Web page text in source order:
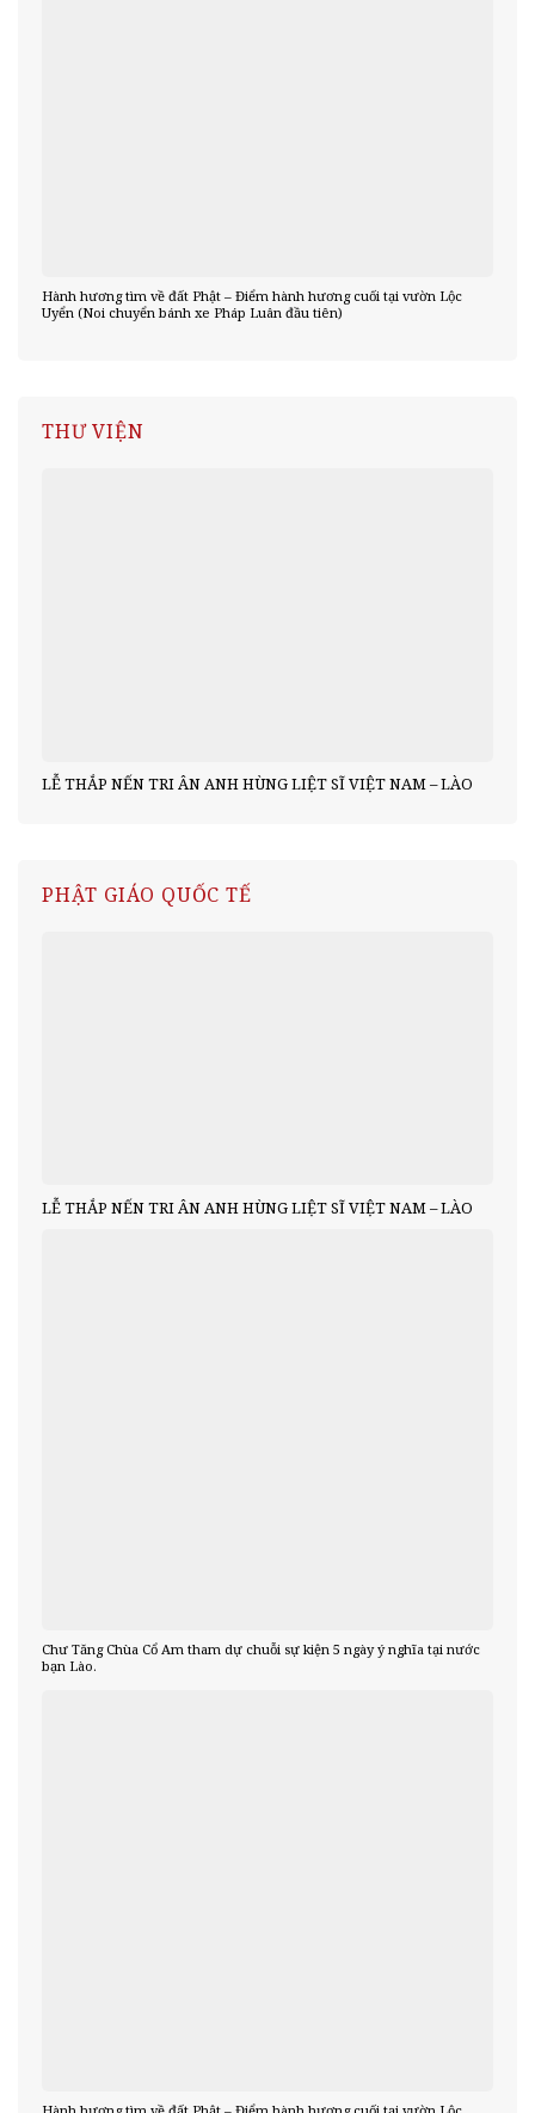
Hành hương tìm về đất Phật – Điểm hành hương cuối tại vườn Lộc
Uyển (Noi chuyển bánh xe Pháp Luân đầu tiên)
THƯ VIỆN
LỄ THẮP NẾN TRI ÂN ANH HÙNG LIỆT SĨ VIỆT NAM – LÀO
PHẬT GIÁO QUỐC TẾ
LỄ THẮP NẾN TRI ÂN ANH HÙNG LIỆT SĨ VIỆT NAM – LÀO
Chư Tăng Chùa Cổ Am tham dự chuỗi sự kiện 5 ngày ý nghĩa tại nước
bạn Lào.